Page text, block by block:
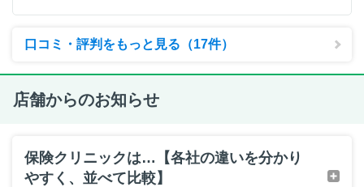
口コミ・評判をもっと見る（17件）
店舗からのお知らせ
保険クリニックは…【各社の違いを分かり
やすく、並べて比較】